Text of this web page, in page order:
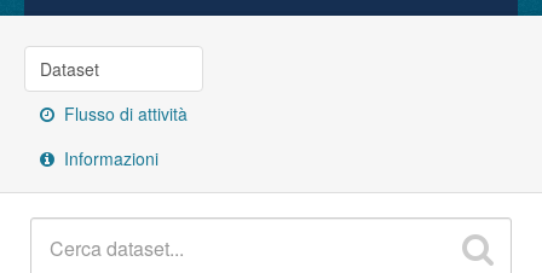
Dataset
Flusso di attività
Informazioni